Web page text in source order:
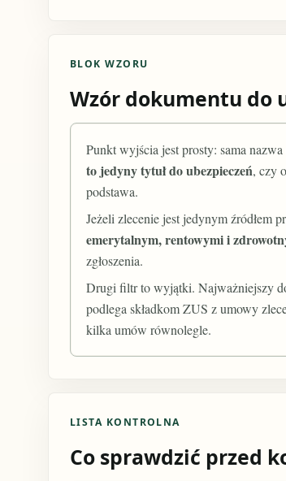
BLOK WZORU
Wzór dokumentu do
Punkt wyjścia jest prosty: sama
to jedyny tytuł do ubezpieczeń, czy
podstawa.
Jeżeli zlecenie jest jedynym źródłem
emerytalnym, rentowymi i
zgłoszenia.
Drugi filtr to wyjątki. Najważniejszy
podlega składkom ZUS z umowy
kilka umów równolegle.
LISTA KONTROLNA
Co sprawdzić przed